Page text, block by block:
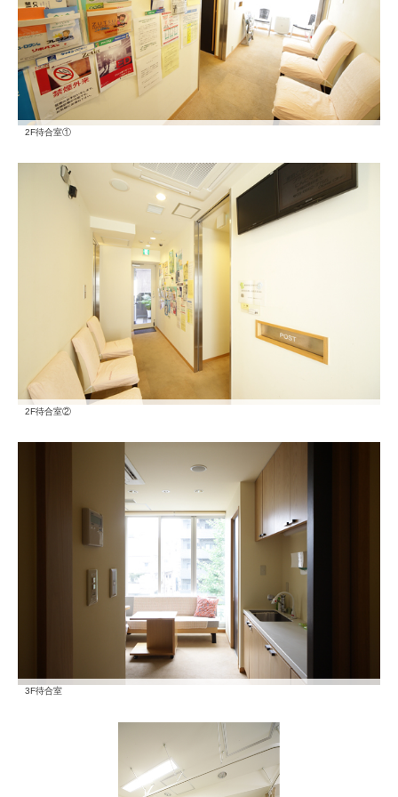
2F待合室①
2F待合室②
3F待合室